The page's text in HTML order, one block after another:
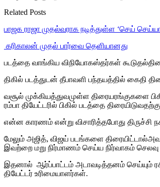
Related Posts
பாஜக ராஜா முதல்வராக நடித்துள்ள ‘செய்
‎ கரிகாலன் முதல் பார்வை தெளியானது
படத்தை வாங்கிய விநியோகஸ்தர்கள்
திகில் படத்துடன் தீபாவளி பந்தயத்தில் கைதி
வசூல் முக்கியத்துவமுள்ள திரையரங்குகளை
ரம்பா தியேட்டரில் பிகில் படத்தை
என்ன காரணம் என்று விசாரித்தபோது திருச்சி
மேலும் அஜித், விஜய் படங்களை
இவற்றை மறு நிர்மாணம் செய்ய நிர்வாகம்
இதனால் ஆர்ப்பாட்டம் அடாவடித்தனம் செய்யும்
தியேட்டர் உரிமையாளர்கள்.